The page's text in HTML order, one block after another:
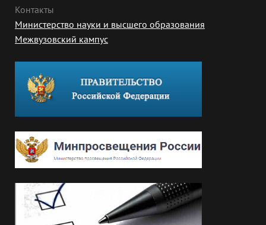
Контакты
Министерство науки и высшего образования
Межвузовский кампус